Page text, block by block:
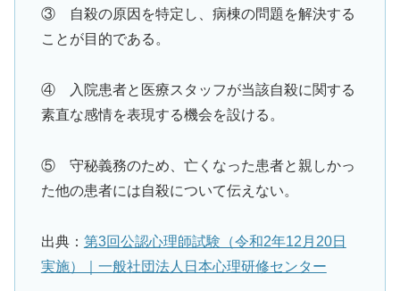
③ 自殺の原因を特定し、病棟の問題を解決する
ことが目的である。
④ 入院患者と医療スタッフが当該自殺に関する
素直な感情を表現する機会を設ける。
⑤ 守秘義務のため、亡くなった患者と親しかっ
た他の患者には自殺について伝えない。
出典： 第3回公認心理師試験（令和2年12月20日
実施）｜一般社団法人日本心理研修センター